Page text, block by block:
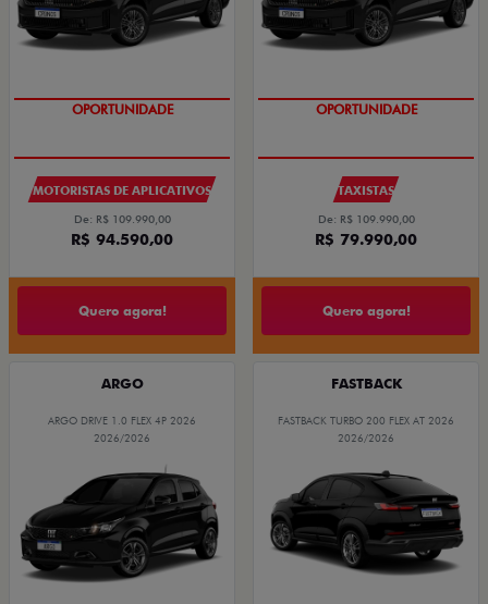
OPORTUNIDADE
MOTORISTAS DE APLICATIVOS
De: R$ 109.990,00
R$ 94.590,00
Quero agora!
OPORTUNIDADE
TAXISTAS
De: R$ 109.990,00
R$ 79.990,00
Quero agora!
ARGO
ARGO DRIVE 1.0 FLEX 4P 2026
2026/2026
FASTBACK
FASTBACK TURBO 200 FLEX AT 2026
2026/2026